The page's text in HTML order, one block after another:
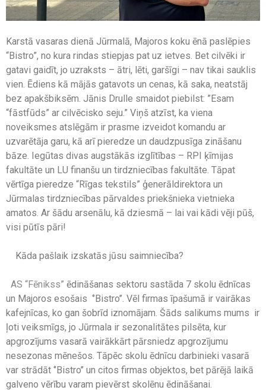
Karstā vasaras dienā Jūrmalā, Majoros koku ēnā paslēpies
“Bistro”, no kura rindas stiepjas pat uz ietves. Bet cilvēki ir
gatavi gaidīt, jo uzraksts – ātri, lēti, garšīgi – nav tikai sauklis
vien. Ēdiens kā mājās gatavots un cenas, kā saka, neatstāj
bez apakšbiksēm. Jānis Drulle smaidot piebilst: ”Esam
“fāstfūds” ar cilvēcisko seju.” Viņš atzīst, ka viena
noveiksmes atslēgām ir prasme izveidot komandu ar
uzvarētāja garu, kā arī pieredze un daudzpusīga zināšanu
bāze. Iegūtas divas augstākās izglītības – RPI ķīmijas
fakultāte un LU finanšu un tirdzniecības fakultāte. Tāpat
vērtīga pieredze “Rīgas tekstils” ģenerāldirektora un
Jūrmalas tirdzniecības pārvaldes priekšnieka vietnieka
amatos. Ar šādu arsenālu, kā dziesmā – lai vai kādi vēji pūš,
visi pūtīs pāri!
Kāda pašlaik izskatās jūsu saimniecība?
AS “Fēnikss” ēdināšanas sektoru sastāda 7 skolu ēdnīcas
un Majoros esošais ‘’Bistro’’. Vēl firmas īpašumā ir vairākas
kafejnīcas, ko gan šobrīd iznomājam. Šāds salikums mums ir
ļoti veiksmīgs, jo Jūrmala ir sezonalitātes pilsēta, kur
apgrozījums vasarā vairākkārt pārsniedz apgrozījumu
nesezonas mēnešos. Tāpēc skolu ēdnīcu darbinieki vasarā
var strādāt ‘’Bistro’’ un citos firmas objektos, bet pārējā laikā
galveno vērību varam pievērst skolēnu ēdināšanai.